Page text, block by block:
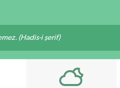
(Hadis-i şerif)